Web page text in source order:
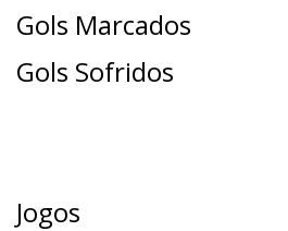
Gols Marcados
Gols Sofridos
Jogos